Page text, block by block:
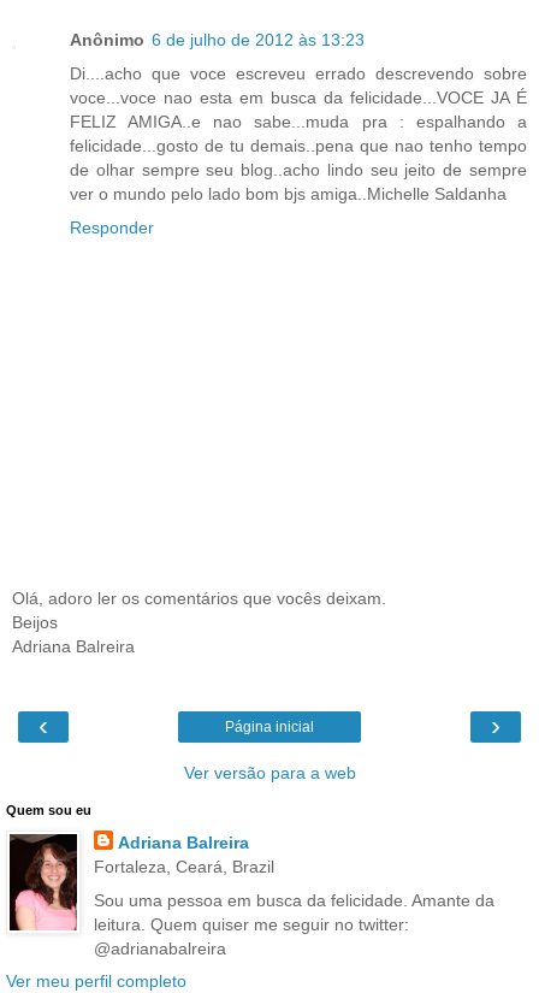
Anônimo 6 de julho de 2012 às 13:23
Di....acho que voce escreveu errado descrevendo sobre
voce...voce nao esta em busca da felicidade...VOCE JA É
FELIZ AMIGA..e nao sabe...muda pra : espalhando a
felicidade...gosto de tu demais..pena que nao tenho tempo
de olhar sempre seu blog..acho lindo seu jeito de sempre
ver o mundo pelo lado bom bjs amiga..Michelle Saldanha
Responder
Olá, adoro ler os comentários que vocês deixam.
Beijos
Adriana Balreira
‹ ›
Página inicial
Ver versão para a web
Quem sou eu
Adriana Balreira
Fortaleza, Ceará, Brazil
Sou uma pessoa em busca da felicidade. Amante da
leitura. Quem quiser me seguir no twitter:
@adrianabalreira
Ver meu perfil completo